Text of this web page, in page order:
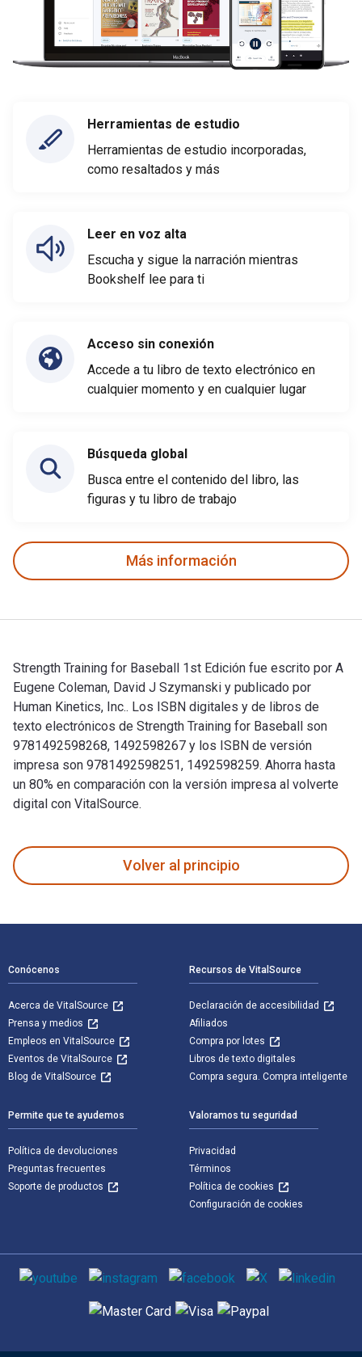
Herramientas de estudio
Herramientas de estudio incorporadas,
como resaltados y más
Leer en voz alta
Escucha y sigue la narración mientras
Bookshelf lee para ti
Acceso sin conexión
Accede a tu libro de texto electrónico en
cualquier momento y en cualquier lugar
Búsqueda global
Busca entre el contenido del libro, las
figuras y tu libro de trabajo
Más información
Strength Training for Baseball 1st Edición fue escrito por A
Eugene Coleman, David J Szymanski y publicado por
Human Kinetics, Inc.. Los ISBN digitales y de libros de
texto electrónicos de Strength Training for Baseball son
9781492598268, 1492598267 y los ISBN de versión
impresa son 9781492598251, 1492598259. Ahorra hasta
un 80% en comparación con la versión impresa al volverte
digital con VitalSource.
Volver al principio
Conócenos
Acerca de VitalSource
Prensa y medios
Empleos en VitalSource
Eventos de VitalSource
Blog de VitalSource
Recursos de VitalSource
Declaración de accesibilidad
Afiliados
Compra por lotes
Libros de texto digitales
Compra segura. Compra inteligente
Permite que te ayudemos
Política de devoluciones
Preguntas frecuentes
Soporte de productos
Valoramos tu seguridad
Privacidad
Términos
Política de cookies
Configuración de cookies
Medios de comunicación social
Métodos de pago admitidos